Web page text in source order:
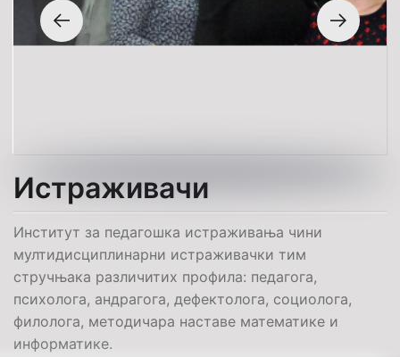
Истраживачи
Институт за педагошка истраживања чини
мултидисциплинарни истраживачки тим
стручњака различитих профила: педагога,
психолога, андрагога, дефектолога, социолога,
филолога, методичара наставе математике и
информатике.